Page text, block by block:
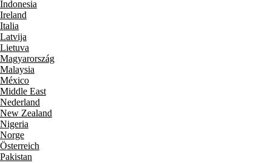
Indonesia
Ireland
Italia
Latvija
Lietuva
Magyarország
Malaysia
México
Middle East
Nederland
New Zealand
Nigeria
Norge
Österreich
Pakistan